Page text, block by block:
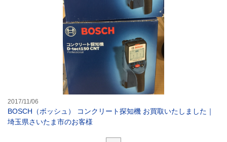
2017/11/06
BOSCH（ボッシュ） コンクリート探知機 お買取いたしました｜
埼玉県さいたま市のお客様